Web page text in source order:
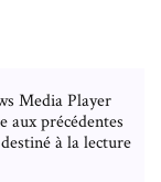
Media Player
aux précédentes
à la lecture